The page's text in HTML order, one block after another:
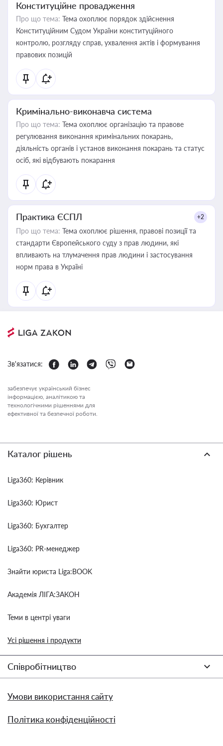
Конституційне провадження
Про що тема: Тема охоплює порядок здійснення
Конституційним Судом України конституційного
контролю, розгляду справ, ухвалення актів і формування
правових позицій
Кримінально-виконавча система
Про що тема: Тема охоплює організацію та правове
регулювання виконання кримінальних покарань,
діяльність органів і установ виконання покарань та статус
осіб, які відбувають покарання
Практика ЄСПЛ +2
Про що тема: Тема охоплює рішення, правові позиції та
стандарти Європейського суду з прав людини, які
впливають на тлумачення прав людини і застосування
норм права в Україні
Зв'язатися:
забезпечує український бізнес
інформацією, аналітикою та
технологічними рішеннями для
ефективної та безпечної роботи.
Каталог рішень
Liga360: Керівник
Liga360: Юрист
Liga360: Бухгалтер
Liga360: PR-менеджер
Знайти юриста Liga:BOOK
Академія ЛІГА:ЗАКОН
Теми в центрі уваги
Усі рішення і продукти
Співробітництво
Умови використання сайту
Політика конфіденційності